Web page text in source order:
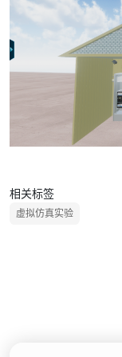
相关标签
虚拟仿真实验